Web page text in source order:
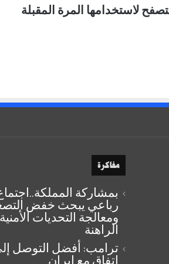
لاستخدامها المرة المقبلة
مفاكرة
بمشاركة
رباعي يبحث خفض
ومعالجة التحديات الأمنية
الراهنة
ترامب: أفضل التوصل